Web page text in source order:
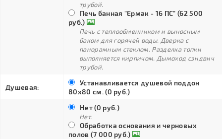
трубой.
Печь банная "Ермак - 16 ПС" (62 500
руб.)
Печь с теплообменником и выносным
баком для горячей воды. Дверка с
панорамным стеклом. Разделка топки
выполняется кирпичом. Дымоход сэндвич
трубой.
Душевая:
Устанавливается душевой поддон
80х80 см. (0 руб.)
Нет (0 руб.)
Нет.
Обработка основания и черновых
полов (7 000 руб.)